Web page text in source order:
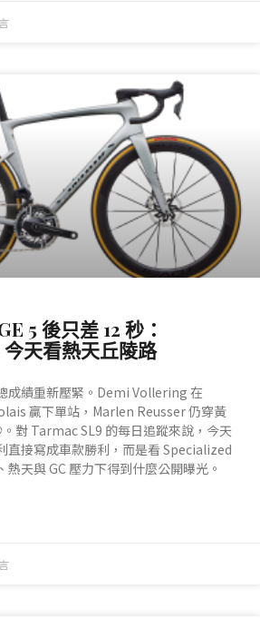
5 後只差 12 秒：
天看熱天丘陵路
成績重新壓緊。Demi Vollering 在
贏下單站，Marlen Reusser 仍穿黃
對 Tarmac SL9 的每日追蹤來說，今天
直接寫成車款勝利，而是看 Specialized
天與 GC 壓力下得到什麼公開曝光。